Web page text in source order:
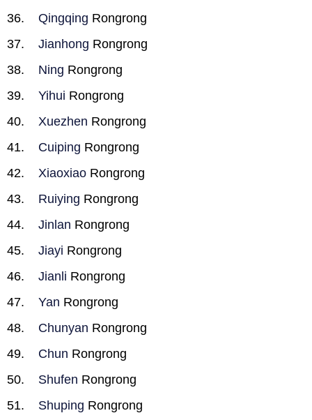
Qingqing Rongrong
Jianhong Rongrong
Ning Rongrong
Yihui Rongrong
Xuezhen Rongrong
Cuiping Rongrong
Xiaoxiao Rongrong
Ruiying Rongrong
Jinlan Rongrong
Jiayi Rongrong
Jianli Rongrong
Yan Rongrong
Chunyan Rongrong
Chun Rongrong
Shufen Rongrong
Shuping Rongrong